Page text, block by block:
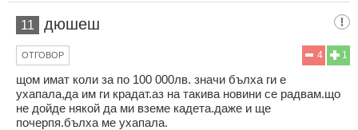
11 дюшеш
1
4
ОТГОВОР
щом имат коли за по 100 000лв. значи бълха ги е
ухапала,да им ги крадат.аз на такива новини се радвам.що
не дойде някой да ми вземе кадета.даже и ще
почерпя.бълха ме ухапала.